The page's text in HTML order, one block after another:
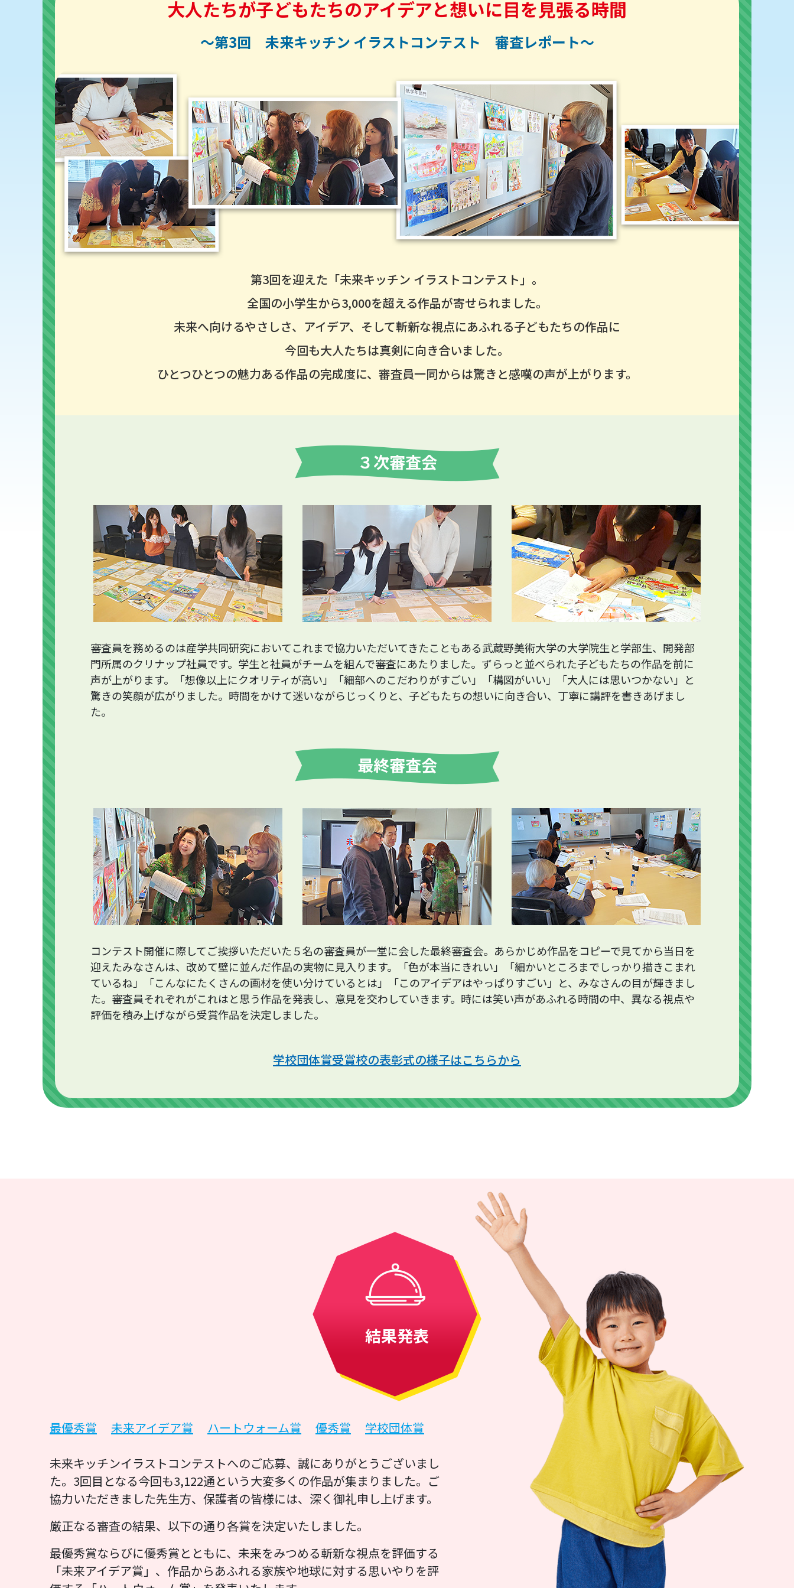
大人たちが子どもたちのアイデアと想いに目を見張る時間
～第3回 未来キッチン イラストコンテスト 審査レポート～
第3回を迎えた「未来キッチン イラストコンテスト」。
全国の小学生から3,000を超える作品が寄せられました。
未来へ向けるやさしさ、アイデア、そして斬新な視点にあふれる子どもたちの作品に
今回も大人たちは真剣に向き合いました。
ひとつひとつの魅力ある作品の完成度に、審査員一同からは驚きと感嘆の声が上がります。
３次審査会
審査員を務めるのは産学共同研究においてこれまで協力いただいてきたこともある武蔵野美術大学の大学院生と学部生、開発部
門所属のクリナップ社員です。学生と社員がチームを組んで審査にあたりました。ずらっと並べられた子どもたちの作品を前に
声が上がります。「想像以上にクオリティが高い」「細部へのこだわりがすごい」「構図がいい」「大人には思いつかない」と
驚きの笑顔が広がりました。時間をかけて迷いながらじっくりと、子どもたちの想いに向き合い、丁寧に講評を書きあげまし
た。
最終審査会
コンテスト開催に際してご挨拶いただいた５名の審査員が一堂に会した最終審査会。あらかじめ作品をコピーで見てから当日を
迎えたみなさんは、改めて壁に並んだ作品の実物に見入ります。「色が本当にきれい」「細かいところまでしっかり描きこまれ
ているね」「こんなにたくさんの画材を使い分けているとは」「このアイデアはやっぱりすごい」と、みなさんの目が輝きまし
た。審査員それぞれがこれはと思う作品を発表し、意見を交わしていきます。時には笑い声があふれる時間の中、異なる視点や
評価を積み上げながら受賞作品を決定しました。
学校団体賞受賞校の表彰式の様子はこちらから
結果発表
最優秀賞 未来アイデア賞 ハートウォーム賞 優秀賞 学校団体賞
未来キッチンイラストコンテストへのご応募、誠にありがとうございまし
た。3回目となる今回も3,122通という大変多くの作品が集まりました。ご
協力いただきました先生方、保護者の皆様には、深く御礼申し上げます。
厳正なる審査の結果、以下の通り各賞を決定いたしました。
最優秀賞ならびに優秀賞とともに、未来をみつめる斬新な視点を評価する
「未来アイデア賞」、作品からあふれる家族や地球に対する思いやりを評